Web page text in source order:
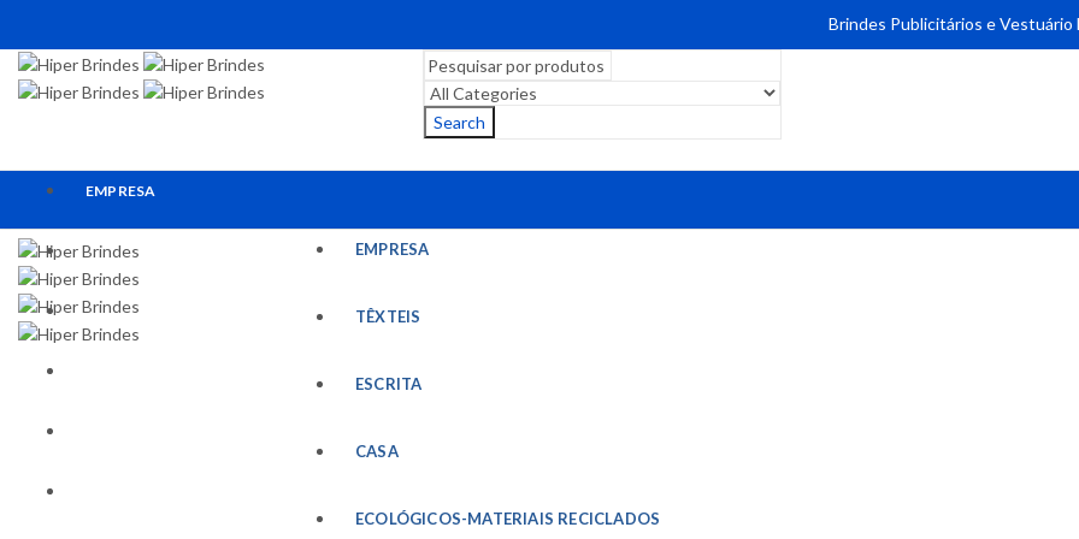
Brindes Publicitários e Vestuário
Search
EMPRESA
TÊXTEIS
ESCRITA
EMPRESA
TÊXTEIS
ESCRITA
CASA
ECOLÓGICOS-MATERIAIS RECICLADOS